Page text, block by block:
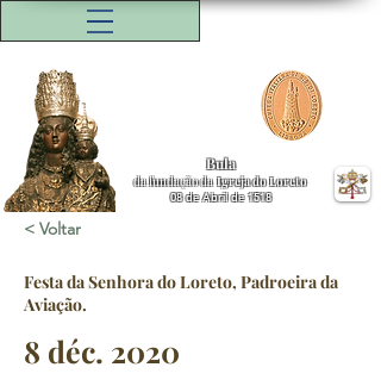
Bula
da fundação da Igreja do Loreto
08 de Abril de 1518
< Voltar
Festa da Senhora do Loreto, Padroeira da
Aviação.
8 déc. 2020